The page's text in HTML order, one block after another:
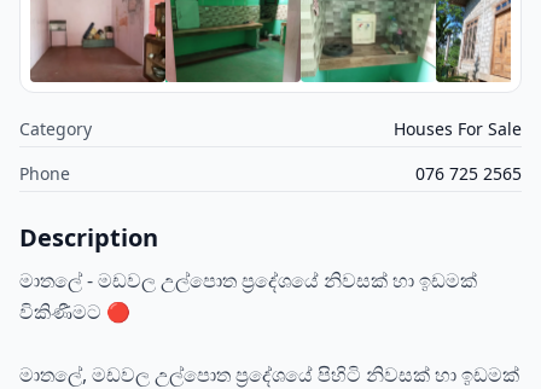
Category
Houses For Sale
Phone
076 725 2565
Description
මාතලේ - මඩවල උල්පොත ප්‍රදේශයේ නිවසක් හා ඉඩමක්
විකිණීමට 🔴
මාතලේ, මඩවල උල්පොත ප්‍රදේශයේ පිහිටි නිවසක් හා ඉඩමක්